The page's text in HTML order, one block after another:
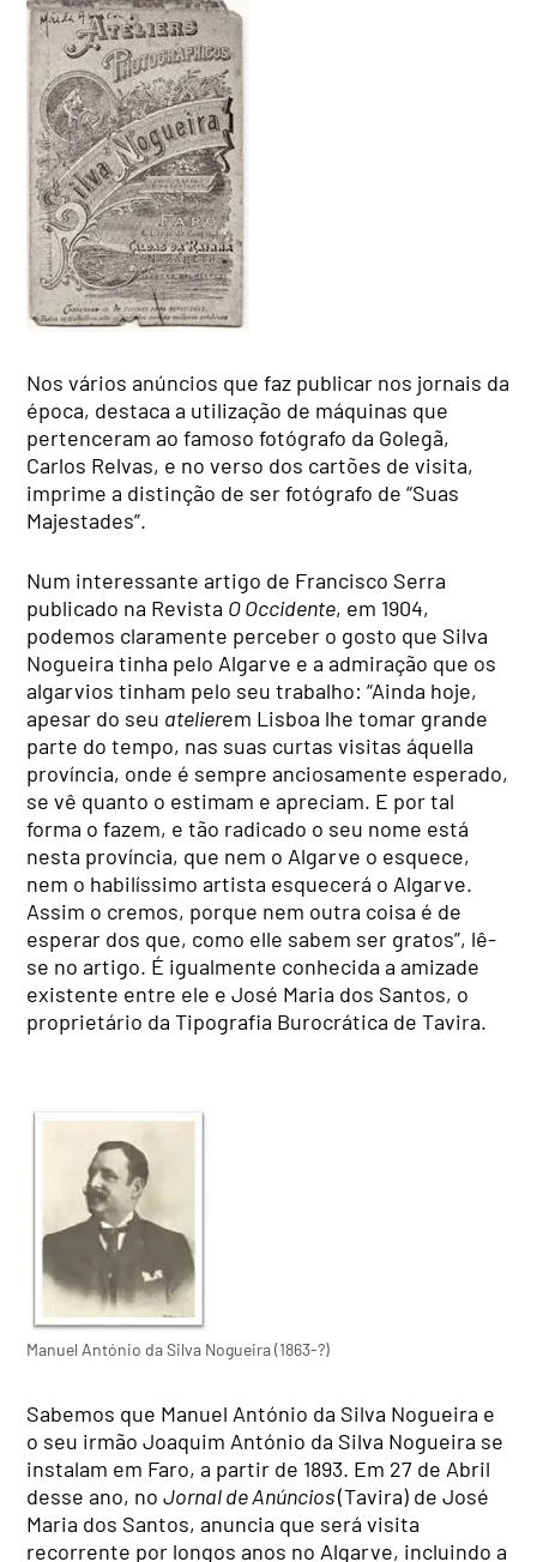
Nos vários anúncios que faz publicar nos jornais da
época, destaca a utilização de máquinas que
pertenceram ao famoso fotógrafo da Golegã,
Carlos Relvas, e no verso dos cartões de visita,
imprime a distinção de ser fotógrafo de “Suas
Majestades”.
Num interessante artigo de Francisco Serra
publicado na Revista O Occidente, em 1904,
podemos claramente perceber o gosto que Silva
Nogueira tinha pelo Algarve e a admiração que os
algarvios tinham pelo seu trabalho: “Ainda hoje,
apesar do seu atelierem Lisboa lhe tomar grande
parte do tempo, nas suas curtas visitas áquella
província, onde é sempre anciosamente esperado,
se vê quanto o estimam e apreciam. E por tal
forma o fazem, e tão radicado o seu nome está
nesta província, que nem o Algarve o esquece,
nem o habilíssimo artista esquecerá o Algarve.
Assim o cremos, porque nem outra coisa é de
esperar dos que, como elle sabem ser gratos”, lê-
se no artigo. É igualmente conhecida a amizade
existente entre ele e José Maria dos Santos, o
proprietário da Tipografia Burocrática de Tavira.
Manuel António da Silva Nogueira (1863-?)
Sabemos que Manuel António da Silva Nogueira e
o seu irmão Joaquim António da Silva Nogueira se
instalam em Faro, a partir de 1893. Em 27 de Abril
desse ano, noJornal de Anúncios(Tavira) de José
Maria dos Santos, anuncia que será visita
recorrente por longos anos no Algarve, incluindo a